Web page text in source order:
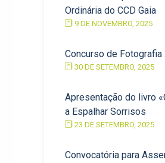
Ordinária do CCD Gaia
9 DE NOVEMBRO, 2025
Concurso de Fotografia
30 DE SETEMBRO, 2025
Apresentação do livro
a Espalhar Sorrisos
23 DE SETEMBRO, 2025
Convocatória para